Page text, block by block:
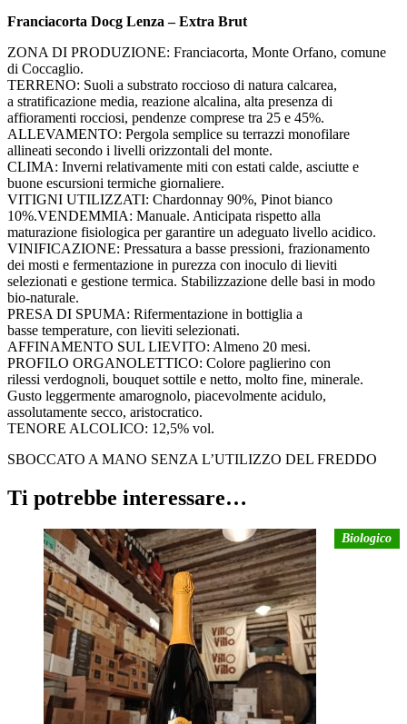
Franciacorta Docg Lenza – Extra Brut
ZONA DI PRODUZIONE: Franciacorta, Monte Orfano, comune
di Coccaglio.
TERRENO: Suoli a substrato roccioso di natura calcarea,
a stratificazione media, reazione alcalina, alta presenza di
affioramenti rocciosi, pendenze comprese tra 25 e 45%.
ALLEVAMENTO: Pergola semplice su terrazzi monofilare
allineati secondo i livelli orizzontali del monte.
CLIMA: Inverni relativamente miti con estati calde, asciutte e
buone escursioni termiche giornaliere.
VITIGNI UTILIZZATI: Chardonnay 90%, Pinot bianco
10%.VENDEMMIA: Manuale. Anticipata rispetto alla
maturazione fisiologica per garantire un adeguato livello acidico.
VINIFICAZIONE: Pressatura a basse pressioni, frazionamento
dei mosti e fermentazione in purezza con inoculo di lieviti
selezionati e gestione termica. Stabilizzazione delle basi in modo
bio-naturale.
PRESA DI SPUMA: Rifermentazione in bottiglia a
basse temperature, con lieviti selezionati.
AFFINAMENTO SUL LIEVITO: Almeno 20 mesi.
PROFILO ORGANOLETTICO: Colore paglierino con
rilessi verdognoli, bouquet sottile e netto, molto fine, minerale.
Gusto leggermente amarognolo, piacevolmente acidulo,
assolutamente secco, aristocratico.
TENORE ALCOLICO: 12,5% vol.
SBOCCATO A MANO SENZA L’UTILIZZO DEL FREDDO
Ti potrebbe interessare…
Biologico